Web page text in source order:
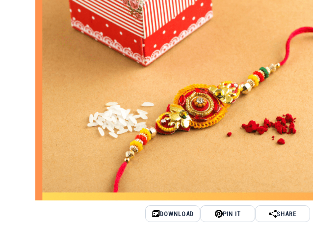
DOWNLOAD PIN IT SHARE